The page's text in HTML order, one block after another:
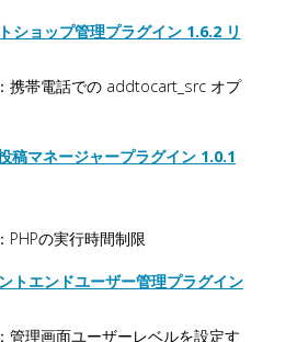
ショップ管理プラグイン 1.6.2 リ
携帯電話での addtocart_src オプ
稿マネージャープラグイン 1.0.1
PHPの実行時間制限
トエンドユーザー管理プラグイン
管理画面ユーザーレベルを設定す